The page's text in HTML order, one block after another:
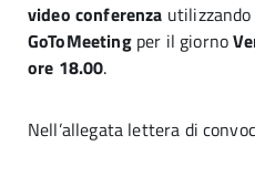
video conferenza
GoToMeetingper il giorno
ore 18.00.
Nell’allegata lettera di